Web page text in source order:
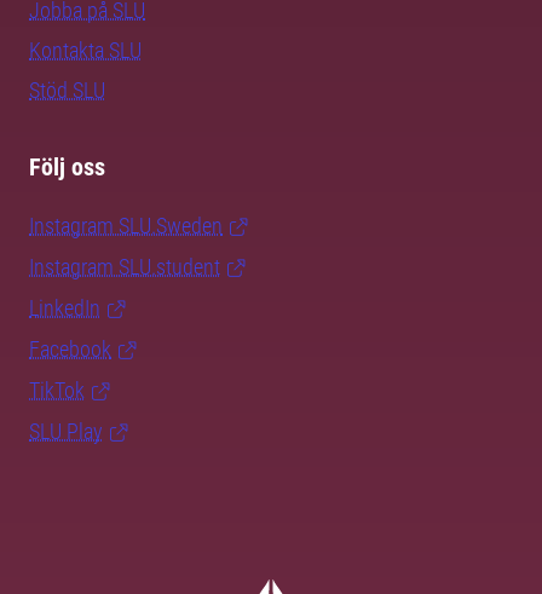
Jobba på SLU
Kontakta SLU
Stöd SLU
Följ oss
Instagram SLU.Sweden
Instagram SLU.student
LinkedIn
Facebook
TikTok
SLU Play